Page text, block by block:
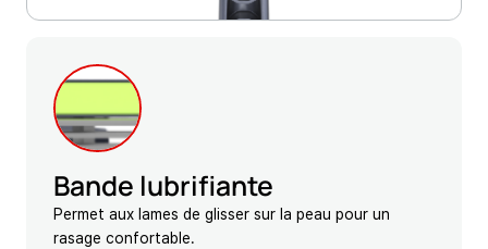
Bande lubrifiante
Permet aux lames de glisser sur la peau pour un
rasage confortable.